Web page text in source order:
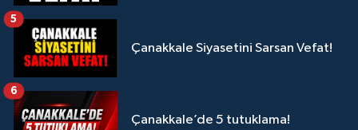
Çanakkale Siyasetini Sarsan Vefat!
5
Çanakkale’de 5 tutuklama!
6